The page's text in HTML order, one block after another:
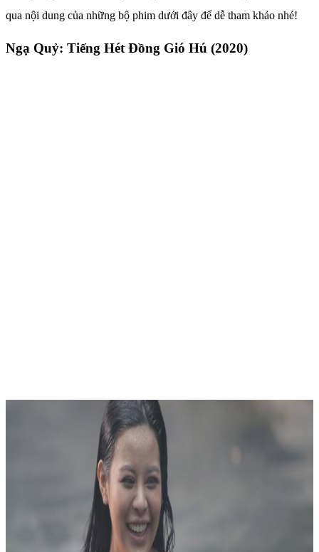
qua nội dung của những bộ phim dưới đây để dễ tham khảo nhé!
Ngạ Quỷ: Tiếng Hét Đồng Gió Hú (2020)